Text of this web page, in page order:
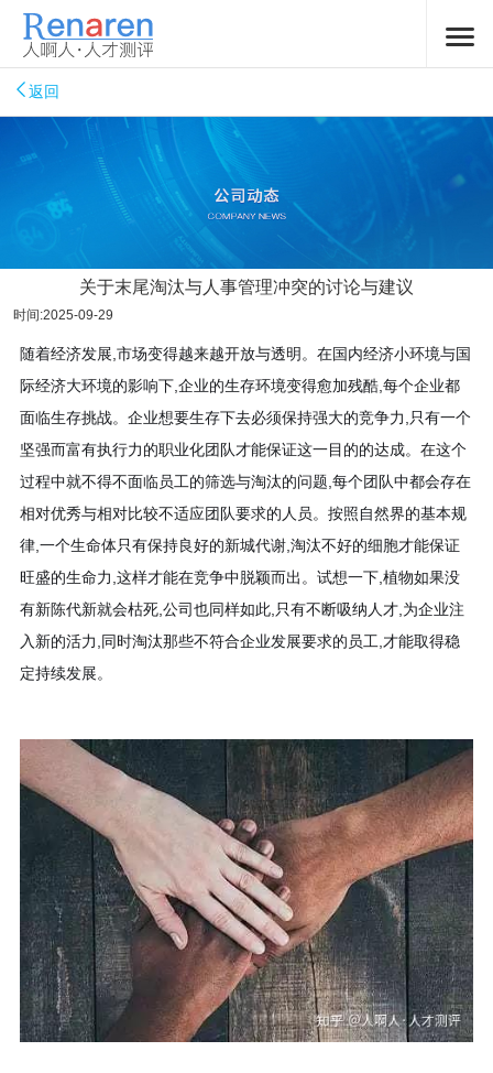
返回
关于末尾淘汰与人事管理冲突的讨论与建议
时间:2025-09-29
随着经济发展,市场变得越来越开放与透明。在国内经济小环境与国
际经济大环境的影响下,企业的生存环境变得愈加残酷,每个企业都
面临生存挑战。企业想要生存下去必须保持强大的竞争力,只有一个
坚强而富有执行力的职业化团队才能保证这一目的的达成。在这个
过程中就不得不面临员工的筛选与淘汰的问题,每个团队中都会存在
相对优秀与相对比较不适应团队要求的人员。按照自然界的基本规
律,一个生命体只有保持良好的新城代谢,淘汰不好的细胞才能保证
旺盛的生命力,这样才能在竞争中脱颖而出。试想一下,植物如果没
有新陈代新就会枯死,公司也同样如此,只有不断吸纳人才,为企业注
入新的活力,同时淘汰那些不符合企业发展要求的员工,才能取得稳
定持续发展。